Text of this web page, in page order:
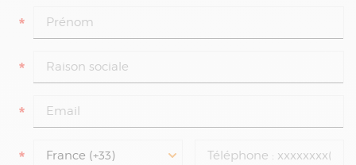
*
*
*
*